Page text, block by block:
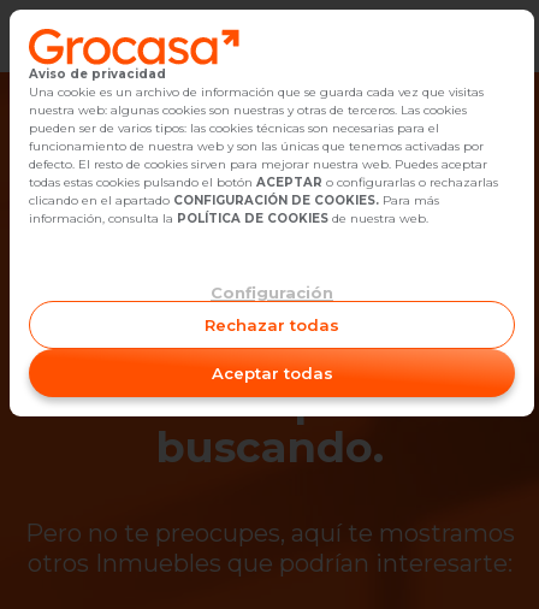
Vender
Buscar Inmuebles
Alquiler
Empleo
Oficinas
Contacto
¡Ups! Ya no está
disponible el
inmueble que estás
buscando.
Pero no te preocupes, aquí te mostramos
otros Inmuebles que podrían interesarte:
Aviso de privacidad
Una cookie es un archivo de información que se guarda cada vez que visitas
nuestra web: algunas cookies son nuestras y otras de terceros. Las cookies
pueden ser de varios tipos: las cookies técnicas son necesarias para el
funcionamiento de nuestra web y son las únicas que tenemos activadas por
defecto. El resto de cookies sirven para mejorar nuestra web. Puedes aceptar
todas estas cookies pulsando el botón ACEPTAR o configurarlas o rechazarlas
clicando en el apartado CONFIGURACIÓN DE COOKIES. Para más
información, consulta la POLÍTICA DE COOKIES de nuestra web.
Configuración
Rechazar todas
Aceptar todas